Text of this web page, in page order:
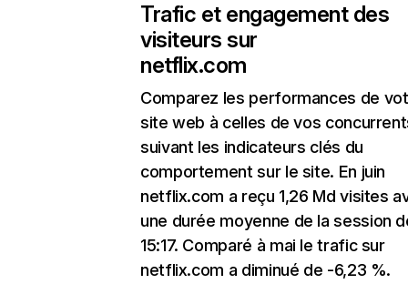
Trafic et engagement des
visiteurs sur
netflix.com
Comparez les performances de
site web à celles de vos
suivant les indicateurs clés du
comportement sur le site. En juin
netflix.com a reçu 1,26 Md visites
une durée moyenne de la session
15:17. Comparé à mai le trafic sur
netflix.com a diminué de -6,23 %.